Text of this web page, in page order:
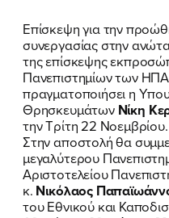
Επίσκεψη για την
συνεργασίας στην
της επίσκεψης
Πανεπιστημίων των
πραγματοποιήσει η
Θρησκευμάτων Νίκη
την Τρίτη 22 Νοεμβρίου.
Στην αποστολή θα
μεγαλύτερου
Αριστοτελείου
κ. Νικόλαος
του Εθνικού και
Χρήσηςτου
Πολιτικού
Νίκης
ΥΠΟΒΟΛΗ
Χρήσηςτου
Πολιτικού
Νίκης
ΥΠΟΒΟΛΗ